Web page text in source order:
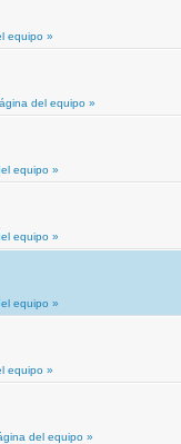
equipo »
del equipo »
equipo »
equipo »
equipo »
equipo »
del equipo »